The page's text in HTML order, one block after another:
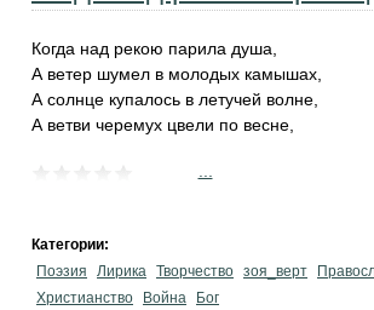
Когда над рекою парила душа,
А ветер шумел в молодых камышах,
А солнце купалось в летучей волне,
А ветви черемух цвели по весне,
Категории:
Поэзия
Лирика Творчество зоя_верт
Христианство
Война Бог